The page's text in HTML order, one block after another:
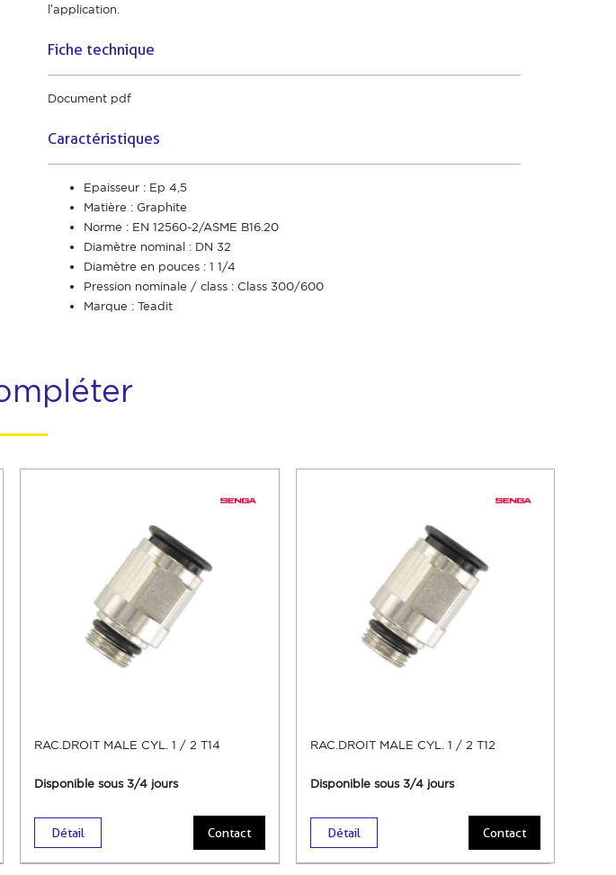
l’application.
Fiche technique
Document pdf
Caractéristiques
Epaisseur : Ep 4,5
Matière : Graphite
Norme : EN 12560-2/ASME B16.20
Diamètre nominal : DN 32
Diamètre en pouces : 1 1/4
Pression nominale / class : Class 300/600
Marque : Teadit
RAC.DROIT MALE CYL. 1 / 2 T14
Disponible sous 3/4 jours
Détail Contact
RAC.DROIT MALE CYL. 1 / 2 T12
Disponible sous 3/4 jours
Détail Contact